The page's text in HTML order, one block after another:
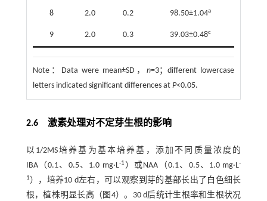
8 2.0 0.2 98.50±1.04a
9 2.0 0.3 39.03±0.48c
Note： Data were mean±SD，n=3；different lowercase
letters indicated significant differences at P<0.05.
2.6 激素处理对不定芽生根的影响
以1/2MS培养基为基本培养基，添加不同质量浓度的
IBA（0.1、0.5、1.0 mg·L-1 ）或NAA（0.1、0.5、1.0 mg·L-
1 ），培养10 d左右，可以观察到芽的基部长出了白色细长
根，植株明显长高（ 图4）。30 d后统计生根率和生根状况